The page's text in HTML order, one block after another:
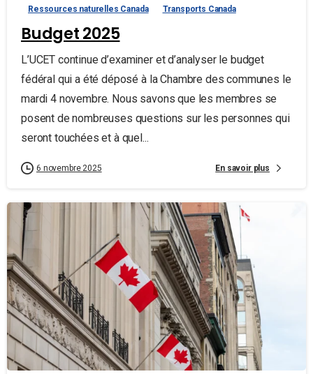
Ressources naturelles Canada
Transports Canada
Budget 2025
L’UCET continue d’examiner et d’analyser le budget
fédéral qui a été déposé à la Chambre des communes le
mardi 4 novembre. Nous savons que les membres se
posent de nombreuses questions sur les personnes qui
seront touchées et à quel...
6 novembre 2025 En savoir plus